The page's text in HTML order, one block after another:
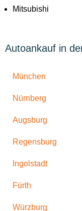
Mitsubishi
Autoankauf in
München
Nürnberg
Augsburg
Regensburg
Ingolstadt
Fürth
Würzburg